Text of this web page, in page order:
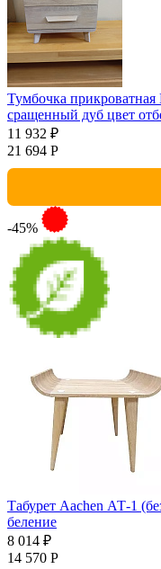
Тумбочка прикроватная
сращенный дуб цвет
11 932 ₽
21 694 Р
-45%
Табурет Aachen АТ-1
беление
8 014 ₽
14 570 Р